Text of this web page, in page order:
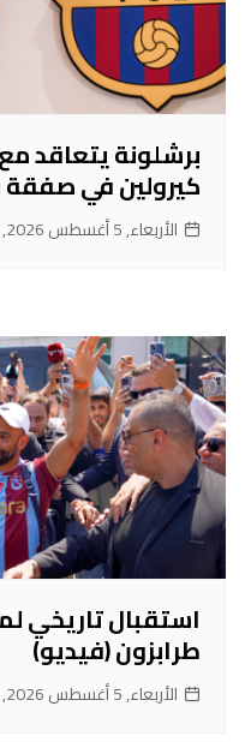
برشلونة يتعاقد مع
كيرولين في
الأربعاء, 5 أغسطس 2026, 23:54
استقبال تاريخي
طرابزون (فيديو)
الأربعاء, 5 أغسطس 2026, 23:54